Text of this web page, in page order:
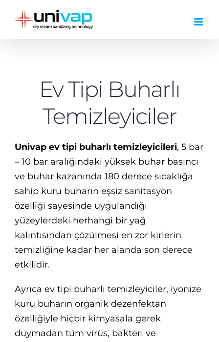
Ev Tipi Buharlı
Temizleyiciler
Univap ev tipi buharlı temizleyicileri, 5 bar
– 10 bar aralığındaki yüksek buhar basıncı
ve buhar kazanında 180 derece sıcaklığa
sahip kuru buharın eşsiz sanitasyon
özelliği sayesinde uygulandığı
yüzeylerdeki herhangi bir yağ
kalıntısından çözülmesi en zor kirlerin
temizliğine kadar her alanda son derece
etkilidir.
Ayrıca ev tipi buharlı temizleyiciler, iyonize
kuru buharın organik dezenfektan
özelliğiyle hiçbir kimyasala gerek
duymadan tüm virüs, bakteri ve